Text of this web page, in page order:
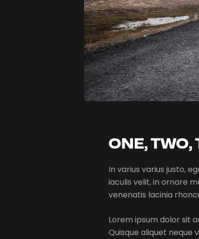
ONE, TWO,
In varius varius justo,
iaculis velit, in ornare
venenatis lacinia
Lorem ipsum dolor sit
Quisque aliquet neque